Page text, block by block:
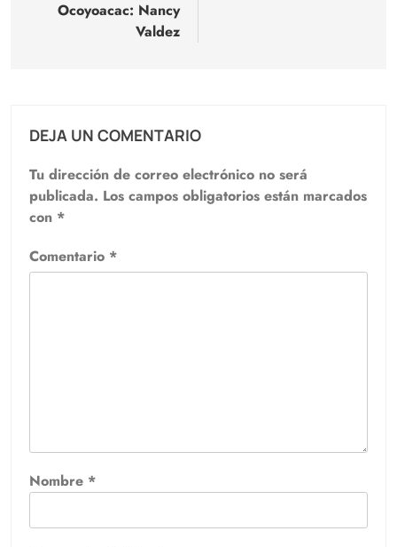
Ocoyoacac: Nancy
Valdez
DEJA UN COMENTARIO
Tu dirección de correo electrónico no será
publicada. Los campos obligatorios están marcados
con *
Comentario *
Nombre *